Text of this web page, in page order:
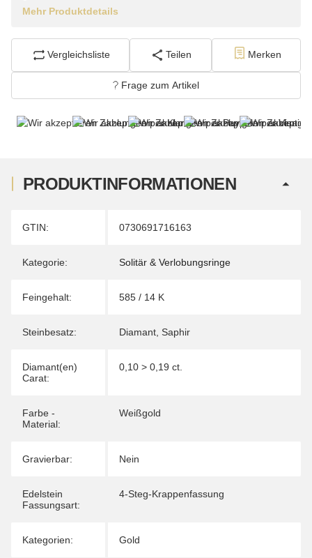
Mehr Produktdetails
Vergleichsliste Teilen Merken
Frage zum Artikel
PRODUKTINFORMATIONEN
Produkteigenschaft
Wert
GTIN: 0730691716163
Kategorie: Solitär & Verlobungsringe
Feingehalt: 585 / 14 K
Steinbesatz: Diamant Saphir
Diamant(en)
Carat:
0,10 > 0,19 ct.
Farbe -
Material:
Weißgold
Gravierbar: Nein
Edelstein
Fassungsart:
4-Steg-Krappenfassung
Kategorien: Gold